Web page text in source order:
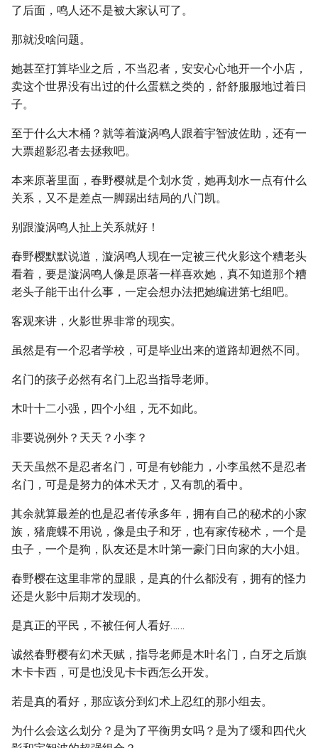
了后面，鸣人还不是被大家认可了。
那就没啥问题。
她甚至打算毕业之后，不当忍者，安安心心地开一个小店，
卖这个世界没有出过的什么蛋糕之类的，舒舒服服地过着日
子。
至于什么大木桶？就等着漩涡鸣人跟着宇智波佐助，还有一
大票超影忍者去拯救吧。
本来原著里面，春野樱就是个划水货，她再划水一点有什么
关系，又不是差点一脚踢出结局的八门凯。
别跟漩涡鸣人扯上关系就好！
春野樱默默说道，漩涡鸣人现在一定被三代火影这个糟老头
看着，要是漩涡鸣人像是原著一样喜欢她，真不知道那个糟
老头子能干出什么事，一定会想办法把她编进第七组吧。
客观来讲，火影世界非常的现实。
虽然是有一个忍者学校，可是毕业出来的道路却迥然不同。
名门的孩子必然有名门上忍当指导老师。
木叶十二小强，四个小组，无不如此。
非要说例外？天天？小李？
天天虽然不是忍者名门，可是有钞能力，小李虽然不是忍者
名门，可是是努力的体术天才，又有凯的看中。
其余就算最差的也是忍者传承多年，拥有自己的秘术的小家
族，猪鹿蝶不用说，像是虫子和牙，也有家传秘术，一个是
虫子，一个是狗，队友还是木叶第一豪门日向家的大小姐。
春野樱在这里非常的显眼，是真的什么都没有，拥有的怪力
还是火影中后期才发现的。
是真正的平民，不被任何人看好……
诚然春野樱有幻术天赋，指导老师是木叶名门，白牙之后旗
木卡卡西，可是也没见卡卡西怎么开发。
若是真的看好，那应该分到幻术上忍红的那小组去。
为什么会这么划分？是为了平衡男女吗？是为了缓和四代火